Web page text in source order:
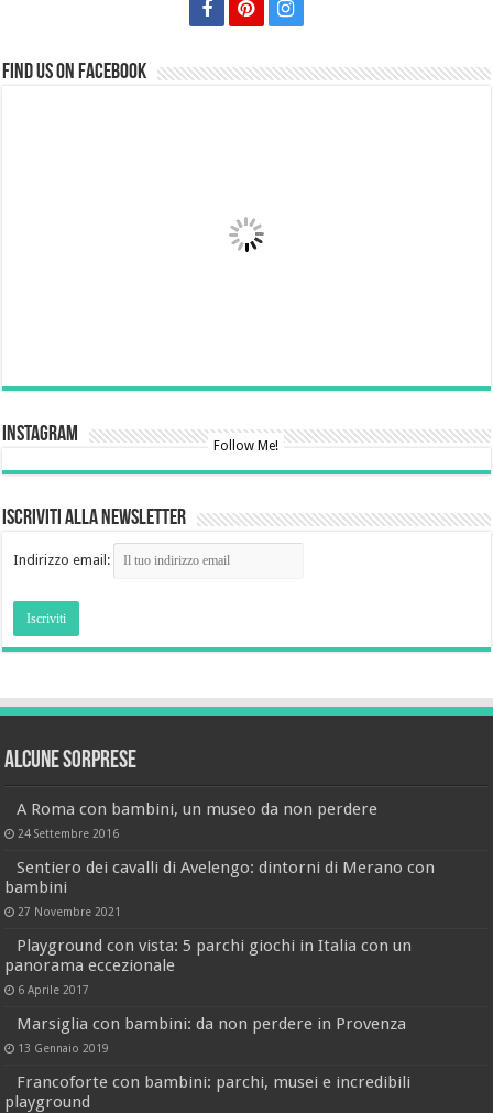
Find us on Facebook
Instagram Follow Me!
Iscriviti alla newsletter
Indirizzo email:
Alcune sorprese
A Roma con bambini, un museo da non perdere
24 Settembre 2016
Sentiero dei cavalli di Avelengo: dintorni di Merano con
bambini
27 Novembre 2021
Playground con vista: 5 parchi giochi in Italia con un
panorama eccezionale
6 Aprile 2017
Marsiglia con bambini: da non perdere in Provenza
13 Gennaio 2019
Francoforte con bambini: parchi, musei e incredibili
playground